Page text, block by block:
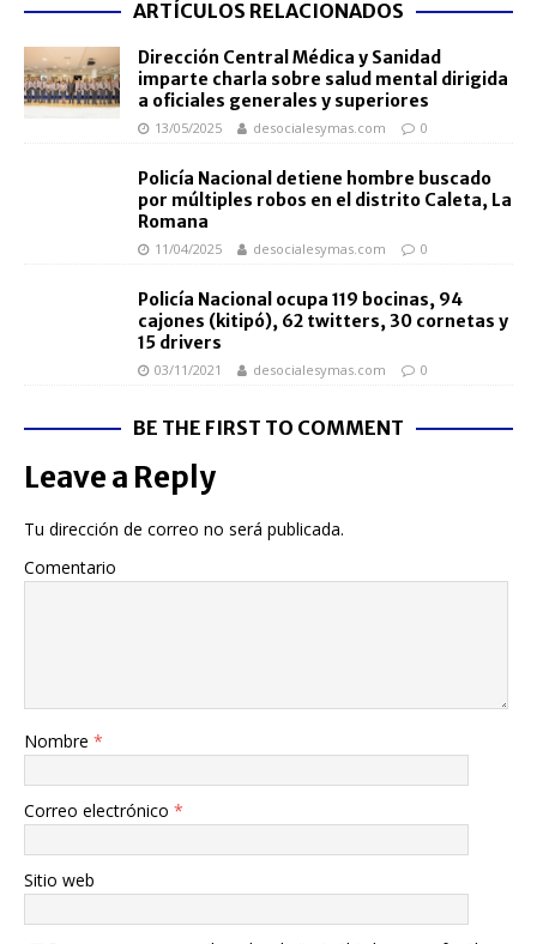
ARTÍCULOS RELACIONADOS
Dirección Central Médica y Sanidad
imparte charla sobre salud mental dirigida
a oficiales generales y superiores
13/05/2025 desocialesymas.com 0
Policía Nacional detiene hombre buscado
por múltiples robos en el distrito Caleta, La
Romana
11/04/2025 desocialesymas.com 0
Policía Nacional ocupa 119 bocinas, 94
cajones (kitipó), 62 twitters, 30 cornetas y
15 drivers
03/11/2021 desocialesymas.com 0
BE THE FIRST TO COMMENT
Leave a Reply
Tu dirección de correo no será publicada.
Comentario
Nombre *
Correo electrónico *
Sitio web